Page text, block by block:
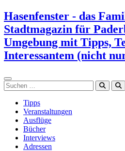
Zum
Inhalt
springen
Hasenfenster - das
Stadtmagazin für
Umgebung mit Tipps,
Interessantem (nicht
Suchen
Tipps
Veranstaltungen
Ausflüge
Bücher
Interviews
Adressen